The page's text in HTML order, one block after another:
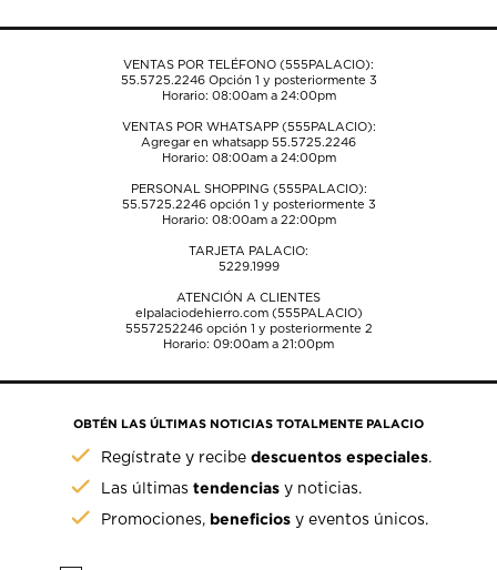
VENTAS POR TELÉFONO (555PALACIO):
55.5725.2246Opción 1 y posteriormente 3
Horario: 08:00am a 24:00pm
VENTAS POR WHATSAPP (555PALACIO):
Agregar en whatsapp 55.5725.2246
Horario: 08:00am a 24:00pm
PERSONAL SHOPPING (555PALACIO):
55.5725.2246opción 1 y posteriormente 3
Horario: 08:00am a 22:00pm
TARJETA PALACIO:
5229.1999
ATENCIÓN A CLIENTES
elpalaciodehierro.com (555PALACIO)
5557252246opción 1 y posteriormente 2
Horario: 09:00am a 21:00pm
OBTÉN LAS ÚLTIMAS NOTICIAS TOTALMENTE PALACIO
Regístrate y recibedescuentos especiales.
Las últimastendencias y noticias.
Promociones, beneficios y eventos únicos.